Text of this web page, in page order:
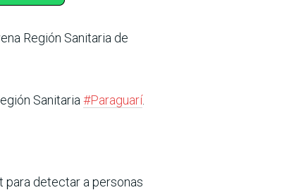
Región Sanitaria de
Sanitaria #Paraguarí.
para detectar a personas